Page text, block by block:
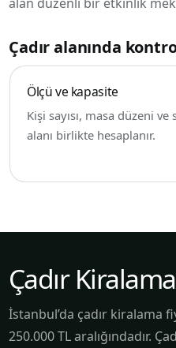
Çadır alanında
Ölçü ve kapasite
Kişi sayısı, masa düzeni ve
alanı birlikte hesaplanır.
Çadır
İstanbul’da çadır kiralama
250.000 TL aralığındadır.